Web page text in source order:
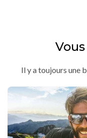
Il y a toujours une